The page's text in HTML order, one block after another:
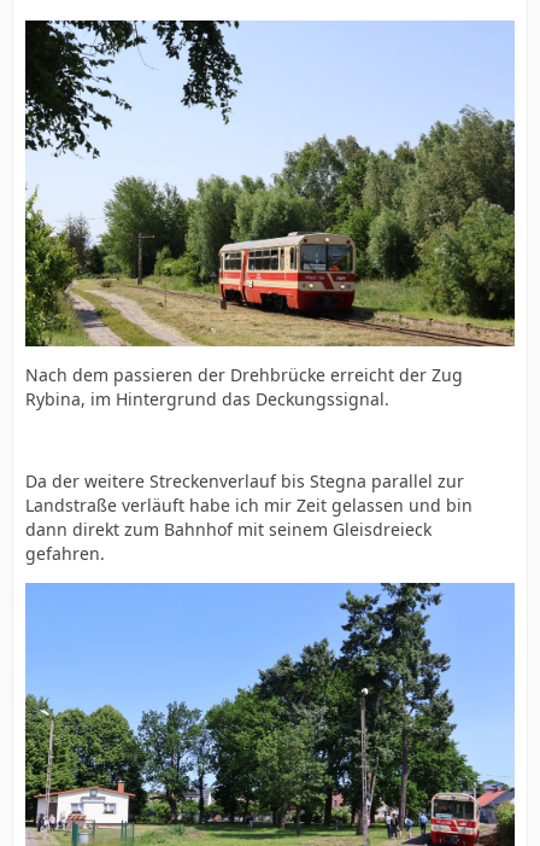
Nach dem passieren der Drehbrücke erreicht der Zug
Rybina, im Hintergrund das Deckungssignal.
Da der weitere Streckenverlauf bis Stegna parallel zur
Landstraße verläuft habe ich mir Zeit gelassen und bin
dann direkt zum Bahnhof mit seinem Gleisdreieck
gefahren.